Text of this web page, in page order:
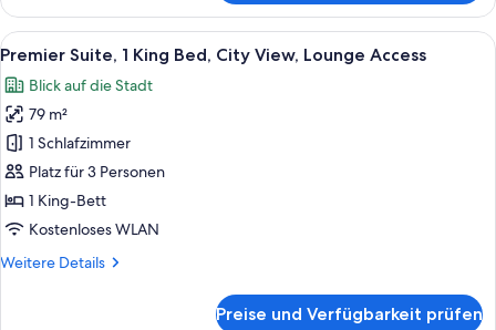
Balcony
anzeigen
Marina
Bay
02
Connecting
Rooms,
Marina
Bay
View,
Balcony
Alle
Fotos
für
Premier
Suite,
1
King
Bed,
View,
Ein modernes Hotelzimmer mit
6
Premier Suite, 1 King Bed, City View, Lounge Access
Blick auf die Stadt
79 m²
1 Schlafzimmer
Platz für 3 Personen
1 King-Bett
Kostenloses WLAN
Weitere Details
Weitere
Preise und Verfügbarkeit prüfen